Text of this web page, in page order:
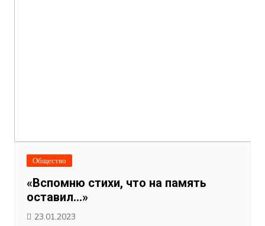
Общество
«Вспомню стихи, что на память
оставил…»
23.01.2023